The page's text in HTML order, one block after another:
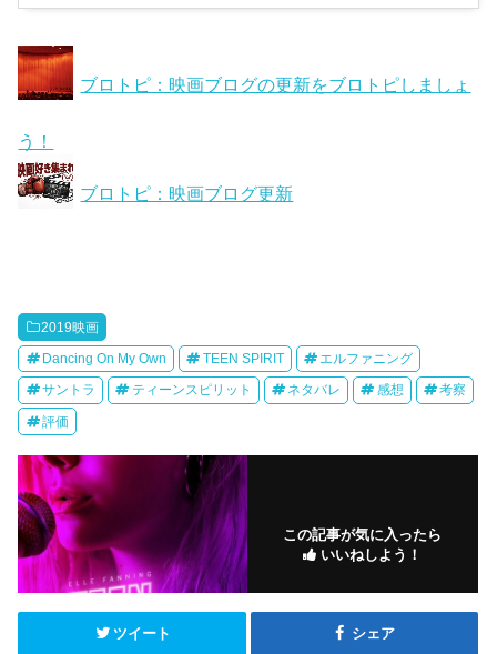
ブロトピ：映画ブログの更新をブロトピしましょ
う！
ブロトピ：映画ブログ更新
2019映画
Dancing On My Own TEEN SPIRIT エルファニング
サントラ ティーンスピリット ネタバレ 感想 考察
評価
この記事が気に入ったら
いいねしよう！
ツイート シェア